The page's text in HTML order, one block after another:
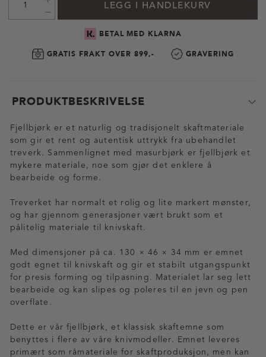
LEGG I HANDLEKURV
BETAL MED KLARNA
GRATIS FRAKT OVER 899,- GRAVERING
PRODUKTBESKRIVELSE
Fjellbjørk er et naturlig og tradisjonelt skaftmateriale
som gir et rent og autentisk uttrykk fra ubehandlet
treverk. Sammenlignet med masurbjørk er fjellbjørk et
mykere materiale, noe som gjør det enklere å
bearbeide og forme.
Treverket har normalt et rolig og lite markert mønster,
og har gjennom generasjoner vært brukt som et
pålitelig materiale til knivskaft.
Med dimensjoner på ca. 130 × 46 × 34 mm er emnet
godt egnet til knivskaft og gir et stabilt utgangspunkt
for presis forming og tilpasning. Materialet lar seg lett
bearbeide og kan slipes og poleres til en jevn og pen
overflate.
Dette er vår fjellbjørk, et klassisk skaftemne som
benyttes i flere av våre knivmodeller. Emnet leveres
primært som råmateriale for skaftproduksjon, men kan